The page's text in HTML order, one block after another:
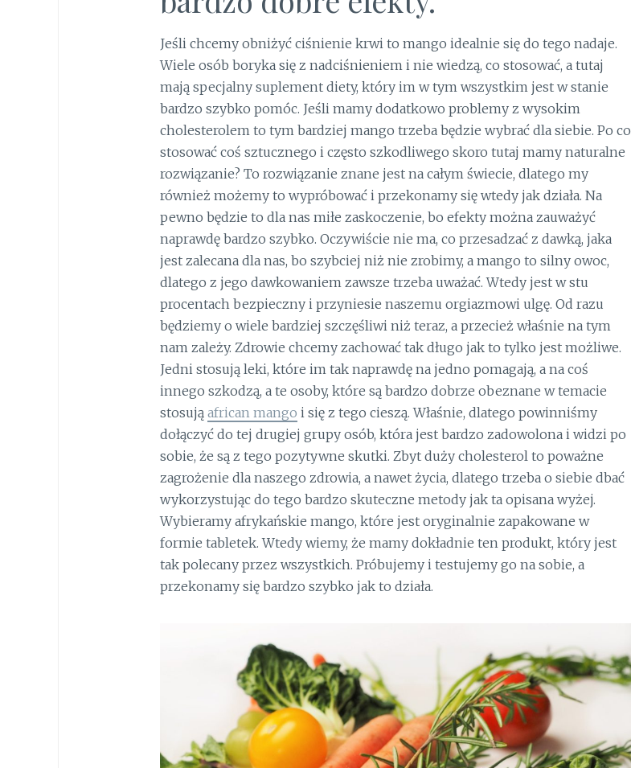
Jeśli chcemy obniżyć ciśnienie krwi to mango idealnie się do tego nadaje.
Wiele osób boryka się z nadciśnieniem i nie wiedzą, co stosować, a tutaj
mają specjalny suplement diety, który im w tym wszystkim jest w stanie
bardzo szybko pomóc. Jeśli mamy dodatkowo problemy z wysokim
cholesterolem to tym bardziej mango trzeba będzie wybrać dla siebie. Po co
stosować coś sztucznego i często szkodliwego skoro tutaj mamy naturalne
rozwiązanie? To rozwiązanie znane jest na całym świecie, dlatego my
również możemy to wypróbować i przekonamy się wtedy jak działa. Na
pewno będzie to dla nas miłe zaskoczenie, bo efekty można zauważyć
naprawdę bardzo szybko. Oczywiście nie ma, co przesadzać z dawką, jaka
jest zalecana dla nas, bo szybciej niż nie zrobimy, a mango to silny owoc,
dlatego z jego dawkowaniem zawsze trzeba uważać. Wtedy jest w stu
procentach bezpieczny i przyniesie naszemu orgiazmowi ulgę. Od razu
będziemy o wiele bardziej szczęśliwi niż teraz, a przecież właśnie na tym
nam zależy. Zdrowie chcemy zachować tak długo jak to tylko jest możliwe.
Jedni stosują leki, które im tak naprawdę na jedno pomagają, a na coś
innego szkodzą, a te osoby, które są bardzo dobrze obeznane w temacie
stosują african mango i się z tego cieszą. Właśnie, dlatego powinniśmy
dołączyć do tej drugiej grupy osób, która jest bardzo zadowolona i widzi po
sobie, że są z tego pozytywne skutki. Zbyt duży cholesterol to poważne
zagrożenie dla naszego zdrowia, a nawet życia, dlatego trzeba o siebie dbać
wykorzystując do tego bardzo skuteczne metody jak ta opisana wyżej.
Wybieramy afrykańskie mango, które jest oryginalnie zapakowane w
formie tabletek. Wtedy wiemy, że mamy dokładnie ten produkt, który jest
tak polecany przez wszystkich. Próbujemy i testujemy go na sobie, a
przekonamy się bardzo szybko jak to działa.